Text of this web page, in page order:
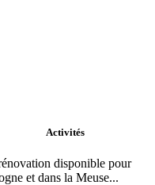
Activités
disponible pour
et dans la Meuse...